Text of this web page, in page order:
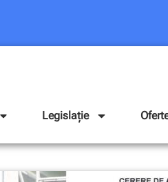
Legislație